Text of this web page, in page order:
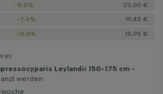
-5,0%
20,00 €
-7,6%
19,45 €
-10,0% 18,95 €
Leylandii 150-175 cm -
werden